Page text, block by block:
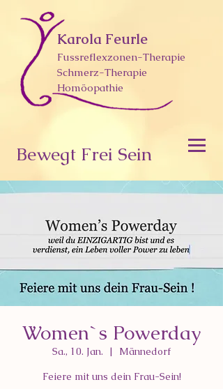
Karola Feurle
Fussreflexzonen-Therapie
Schmerz-Therapie
Homöopathie
Bewegt Frei Sein
Women`s Powerday
Sa., 10. Jan.
  |
Männedorf
Feiere mit uns dein Frau-Sein!